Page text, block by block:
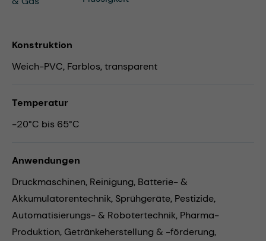
Konstruktion
Weich-PVC, Farblos, transparent
Temperatur
-20°C bis 65°C
Anwendungen
Druckmaschinen, Reinigung, Batterie- &
Akkumulatorentechnik, Sprühgeräte, Pestizide,
Automatisierungs- & Robotertechnik, Pharma-
Produktion, Getränkeherstellung & -förderung,